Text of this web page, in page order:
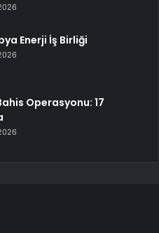
Enerji İş Birliği
Operasyonu: 17